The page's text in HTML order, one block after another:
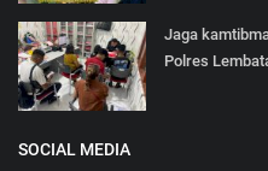
Jaga
Polres
SOCIAL MEDIA